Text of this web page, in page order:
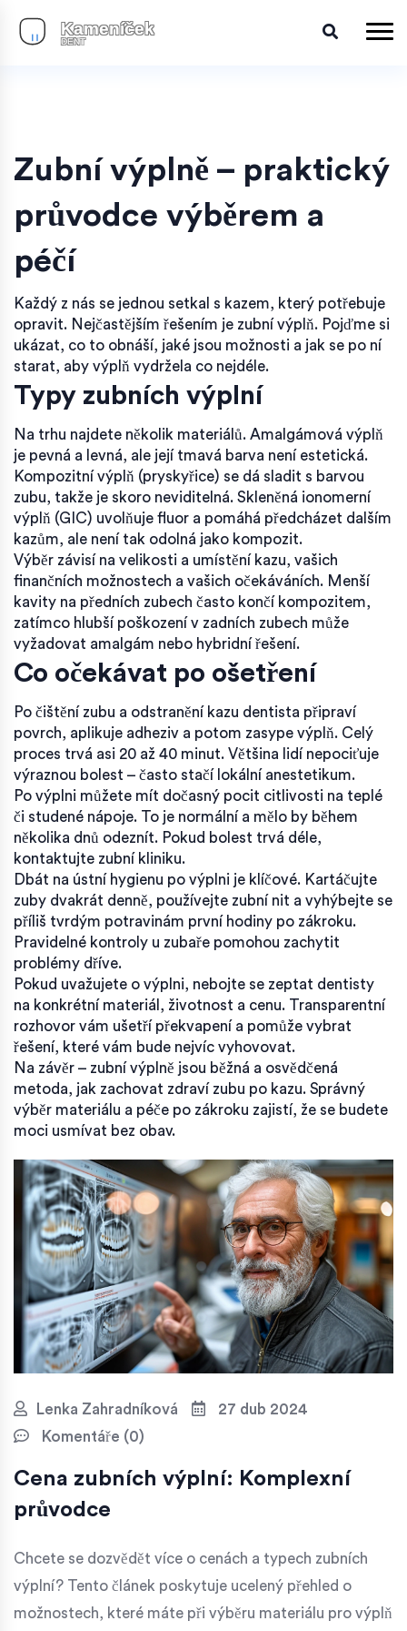
Zubní výplně – praktický
průvodce výběrem a
péčí
Každý z nás se jednou setkal s kazem, který potřebuje
opravit. Nejčastějším řešením je zubní výplň. Pojďme si
ukázat, co to obnáší, jaké jsou možnosti a jak se po ní
starat, aby výplň vydržela co nejdéle.
Typy zubních výplní
Na trhu najdete několik materiálů. Amalgámová výplň
je pevná a levná, ale její tmavá barva není estetická.
Kompozitní výplň (pryskyřice) se dá sladit s barvou
zubu, takže je skoro neviditelná. Skleněná ionomerní
výplň (GIC) uvolňuje fluor a pomáhá předcházet dalším
kazům, ale není tak odolná jako kompozit.
Výběr závisí na velikosti a umístění kazu, vašich
finančních možnostech a vašich očekáváních. Menší
kavity na předních zubech často končí kompozitem,
zatímco hlubší poškození v zadních zubech může
vyžadovat amalgám nebo hybridní řešení.
Co očekávat po ošetření
Po čištění zubu a odstranění kazu dentista připraví
povrch, aplikuje adheziv a potom zasype výplň. Celý
proces trvá asi 20 až 40 minut. Většina lidí nepociťuje
výraznou bolest – často stačí lokální anestetikum.
Po výplni můžete mít dočasný pocit citlivosti na teplé
či studené nápoje. To je normální a mělo by během
několika dnů odeznít. Pokud bolest trvá déle,
kontaktujte zubní kliniku.
Dbát na ústní hygienu po výplni je klíčové. Kartáčujte
zuby dvakrát denně, používejte zubní nit a vyhýbejte se
příliš tvrdým potravinám první hodiny po zákroku.
Pravidelné kontroly u zubaře pomohou zachytit
problémy dříve.
Pokud uvažujete o výplni, nebojte se zeptat dentisty
na konkrétní materiál, životnost a cenu. Transparentní
rozhovor vám ušetří překvapení a pomůže vybrat
řešení, které vám bude nejvíc vyhovovat.
Na závěr – zubní výplně jsou běžná a osvědčená
metoda, jak zachovat zdraví zubu po kazu. Správný
výběr materiálu a péče po zákroku zajistí, že se budete
moci usmívat bez obav.
Lenka Zahradníková
27 dub 2024
Komentáře (0)
Cena zubních výplní: Komplexní
průvodce
Chcete se dozvědět více o cenách a typech zubních
výplní? Tento článek poskytuje ucelený přehled o
možnostech, které máte při výběru materiálu pro výplň